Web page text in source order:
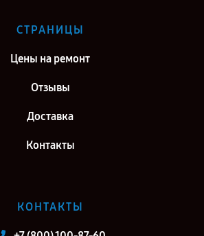
СТРАНИЦЫ
Цены на ремонт
Отзывы
Доставка
Контакты
КОНТАКТЫ